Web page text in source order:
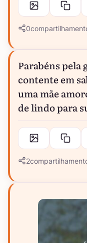
0
Parabéns pela
contente em
uma mãe
de lindo para
2